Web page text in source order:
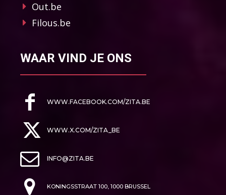
Out.be
Filous.be
WAAR VIND JE ONS
WWW.FACEBOOK.COM/ZITA.BE
WWW.X.COM/ZITA_BE
INFO@ZITA.BE
KONINGSSTRAAT 100, 1000 BRUSSEL